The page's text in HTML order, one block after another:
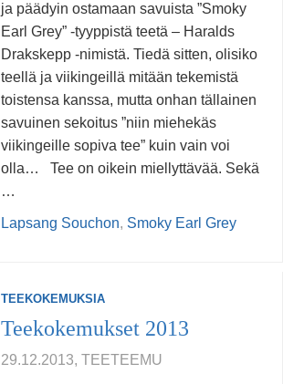
ja päädyin ostamaan savuista ”Smoky
Earl Grey” -tyyppistä teetä – Haralds
Drakskepp -nimistä. Tiedä sitten, olisiko
teellä ja viikingeillä mitään tekemistä
toistensa kanssa, mutta onhan tällainen
savuinen sekoitus ”niin miehekäs
viikingeille sopiva tee” kuin vain voi
olla… Tee on oikein miellyttävää. Sekä
…
Lapsang Souchon, Smoky Earl Grey
TEEKOKEMUKSIA
Teekokemukset 2013
29.12.2013, TEETEEMU